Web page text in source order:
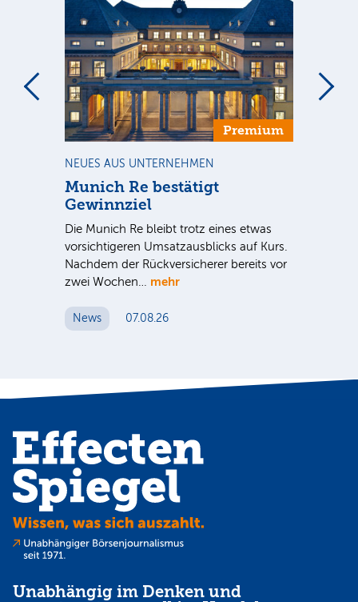
Premium
NEUES AUS UNTERNEHMEN
Munich Re bestätigt
Gewinnziel
Die Munich Re bleibt trotz eines etwas
vorsichtigeren Umsatzausblicks auf Kurs.
Nachdem der Rückversicherer bereits vor
zwei Wochen… mehr
News 07.08.26
Unabhängig im Denken und